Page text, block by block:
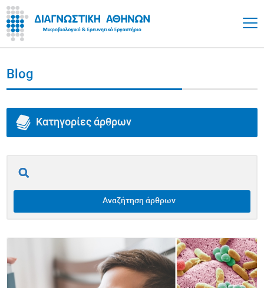
Blog
Κατηγορίες άρθρων
Θυρεοειδής
Αυτοάνοσα Νοσήματα
Αναζήτηση άρθρων